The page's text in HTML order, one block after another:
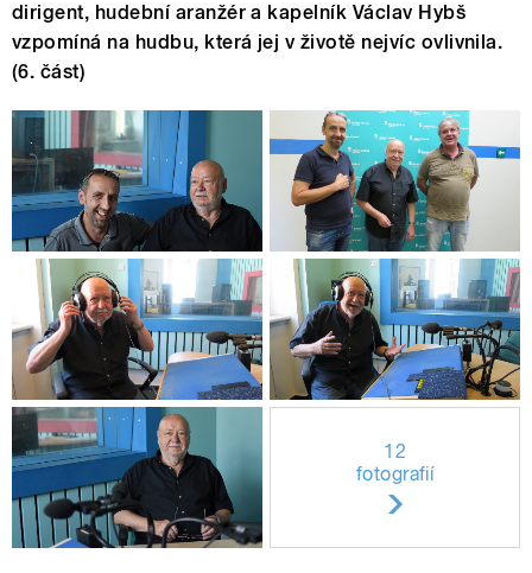
dirigent, hudební aranžér a kapelník Václav Hybš
vzpomíná na hudbu, která jej v životě nejvíc ovlivnila.
(6. část)
12
fotografií